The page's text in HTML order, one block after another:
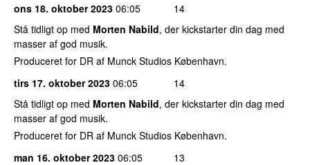
ons 18. oktober 2023 06:05
14
Stå tidligt op med Morten Nabild, der kickstarter din dag med
masser af god musik.
Produceret for DR af Munck Studios København.
tirs 17. oktober 2023 06:05
14
Stå tidligt op med Morten Nabild, der kickstarter din dag med
masser af god musik.
Produceret for DR af Munck Studios København.
man 16. oktober 2023 06:05
13